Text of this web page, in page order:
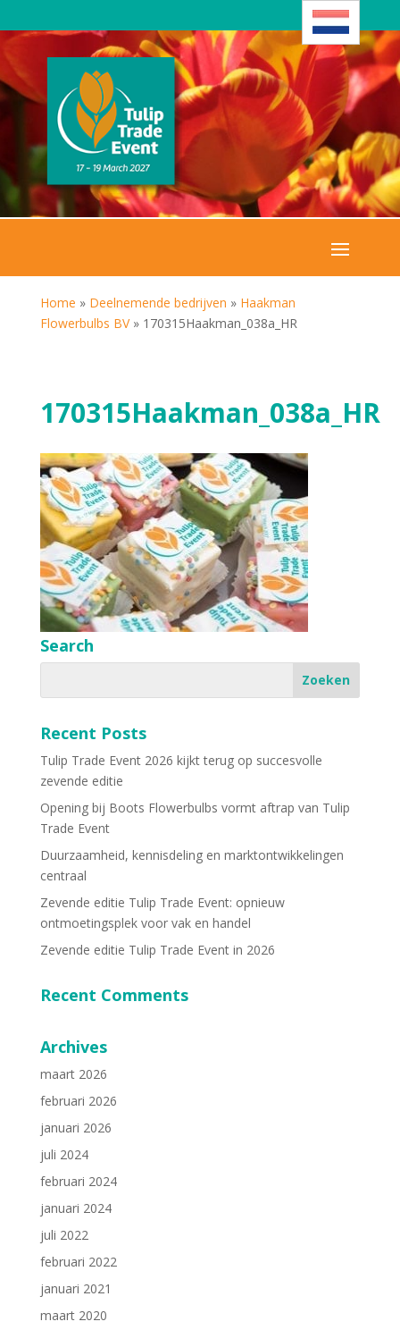
Home » Deelnemende bedrijven » Haakman
Flowerbulbs BV» 170315Haakman_038a_HR
170315Haakman_038a_HR
Search
Recent Posts
Tulip Trade Event 2026 kijkt terug op succesvolle
zevende editie
Opening bij Boots Flowerbulbs vormt aftrap van Tulip
Trade Event
Duurzaamheid, kennisdeling en marktontwikkelingen
centraal
Zevende editie Tulip Trade Event: opnieuw
ontmoetingsplek voor vak en handel
Zevende editie Tulip Trade Event in 2026
Recent Comments
Archives
maart 2026
februari 2026
januari 2026
juli 2024
februari 2024
januari 2024
juli 2022
februari 2022
januari 2021
maart 2020